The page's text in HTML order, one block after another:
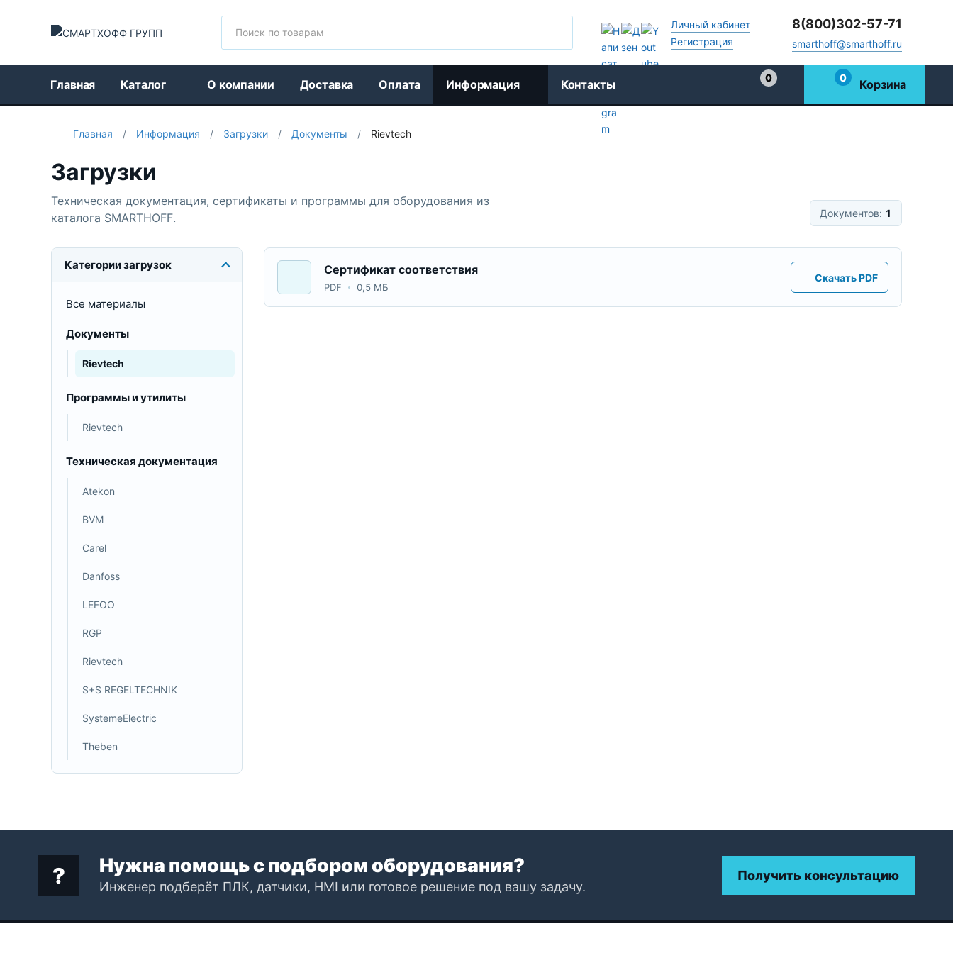
Личный кабинет
Регистрация
8(800)302-57-71
smarthoff@smarthoff.ru
Главная Каталог О компании Доставка Оплата Информация Контакты
0
0 Корзина
Главная / Информация / Загрузки / Документы / Rievtech
Загрузки
Техническая документация, сертификаты и программы для оборудования из
каталога SMARTHOFF.
Документов: 1
Категории загрузок
Все материалы
Документы
Rievtech
Программы и утилиты
Rievtech
Техническая документация
Atekon
BVM
Carel
Danfoss
LEFOO
RGP
Rievtech
S+S REGELTECHNIK
SystemeElectric
Theben
Сертификат соответствия
PDF 0,5 МБ
Скачать PDF
Нужна помощь с подбором оборудования?
Инженер подберёт ПЛК, датчики, HMI или готовое решение под вашу задачу.
Получить консультацию